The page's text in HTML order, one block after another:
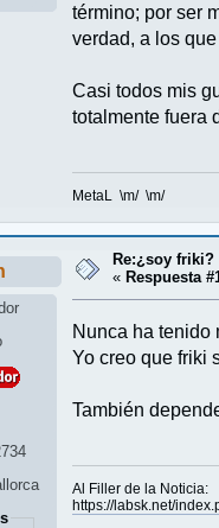
término; por ser
verdad, a los
Casi todos mis
totalmente fuera
MetaL \m/ \m/
Re:¿soy friki?
«Respuesta
Nunca ha tenido
Yo creo que friki
También
Al Filler de la Noticia:
https://labsk.net/